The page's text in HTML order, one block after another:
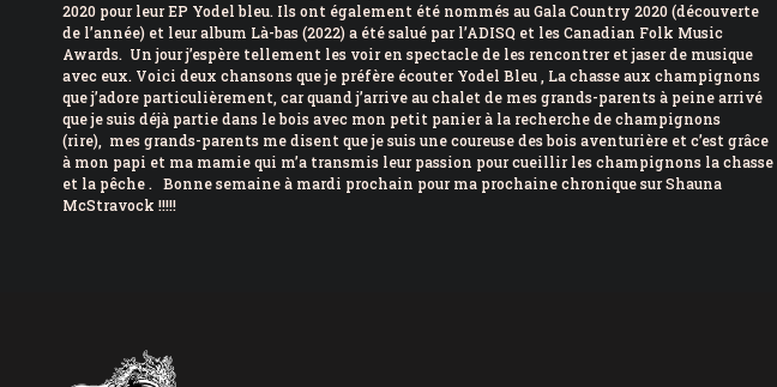
2020 pour leur EP Yodel bleu. Ils ont également été nommés au Gala Country 2020 (découverte
de l’année) et leur album Là-bas (2022) a été salué par l’ADISQ et les Canadian Folk Music
Awards. Un jour j’espère tellement les voir en spectacle de les rencontrer et jaser de musique
avec eux. Voici deux chansons que je préfère écouter Yodel Bleu , La chasse aux champignons
que j’adore particulièrement, car quand j’arrive au chalet de mes grands-parents à peine arrivé
que je suis déjà partie dans le bois avec mon petit panier à la recherche de champignons
(rire), mes grands-parents me disent que je suis une coureuse des bois aventurière et c’est grâce
à mon papi et ma mamie qui m’a transmis leur passion pour cueillir les champignons la chasse
et la pêche . Bonne semaine à mardi prochain pour ma prochaine chronique sur Shauna
McStravock !!!!!